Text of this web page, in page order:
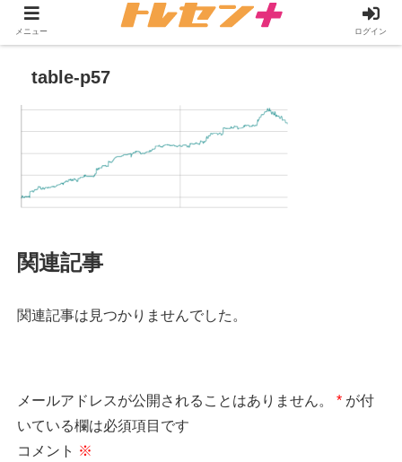
table-p57
関連記事
関連記事は見つかりませんでした。
メールアドレスが公開されることはありません。 * が付
いている欄は必須項目です
コメント ※
メニュー ログイン